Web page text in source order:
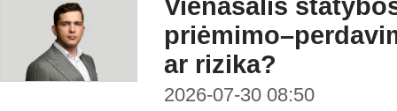
Vienašalis
ar rizika?
2026-07-30 08:50